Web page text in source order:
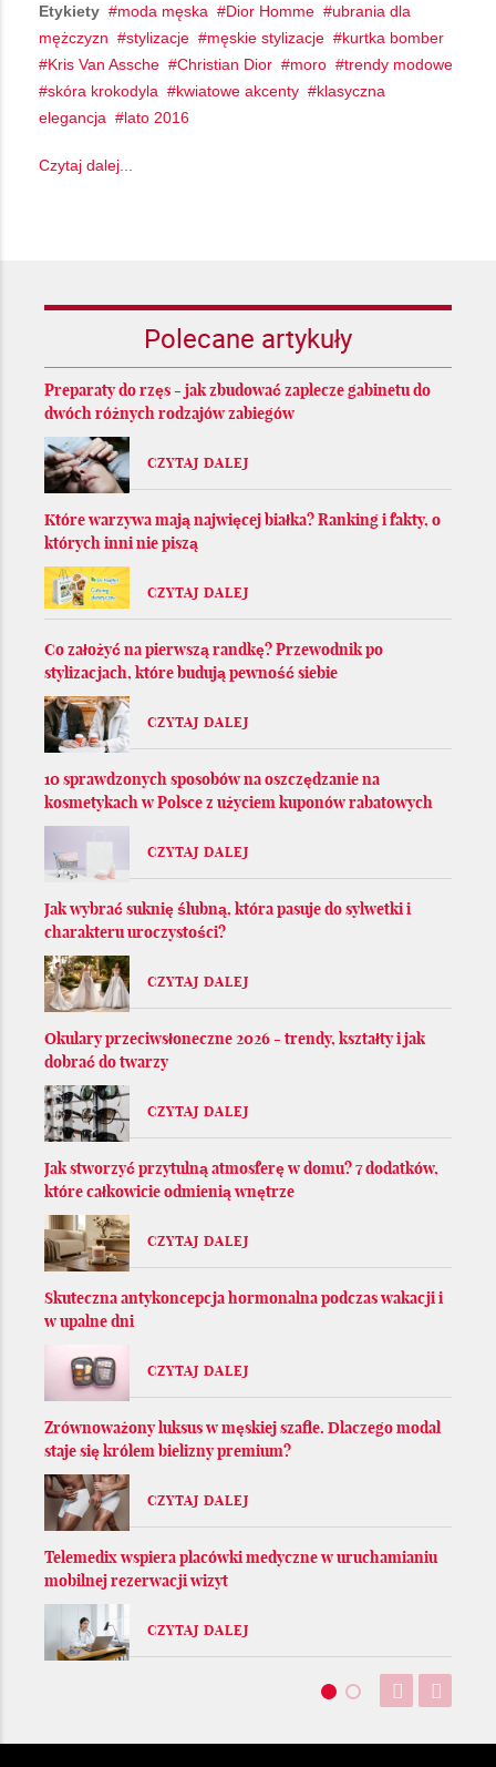
Etykiety moda męska Dior Homme
ubrania dla
mężczyzn
stylizacje męskie stylizacje
kurtka bomber
Kris Van Assche
Christian Dior moro
trendy modowe
skóra krokodyla
kwiatowe akcenty
klasyczna
elegancja
lato 2016
Czytaj dalej...
Polecane artykuły
Preparaty do rzęs - jak zbudować zaplecze gabinetu do
dwóch różnych rodzajów zabiegów
CZYTAJ DALEJ
Które warzywa mają najwięcej białka? Ranking i fakty, o
których inni nie piszą
CZYTAJ DALEJ
Co założyć na pierwszą randkę? Przewodnik po
stylizacjach, które budują pewność siebie
CZYTAJ DALEJ
10 sprawdzonych sposobów na oszczędzanie na
kosmetykach w Polsce z użyciem kuponów rabatowych
CZYTAJ DALEJ
Jak wybrać suknię ślubną, która pasuje do sylwetki i
charakteru uroczystości?
CZYTAJ DALEJ
Okulary przeciwsłoneczne 2026 - trendy, kształty i jak
dobrać do twarzy
CZYTAJ DALEJ
Jak stworzyć przytulną atmosferę w domu? 7 dodatków,
które całkowicie odmienią wnętrze
CZYTAJ DALEJ
Skuteczna antykoncepcja hormonalna podczas wakacji i
w upalne dni
CZYTAJ DALEJ
Zrównoważony luksus w męskiej szafie. Dlaczego modal
staje się królem bielizny premium?
CZYTAJ DALEJ
Telemedix wspiera placówki medyczne w uruchamianiu
mobilnej rezerwacji wizyt
CZYTAJ DALEJ